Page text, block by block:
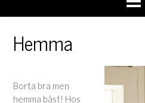
Hemma
Borta bra men
hemma bäst! Hos